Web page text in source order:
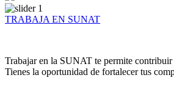
TRABAJA EN SUNAT
Trabajar en la SUNAT te permite
Tienes la oportunidad de fortalecer tus